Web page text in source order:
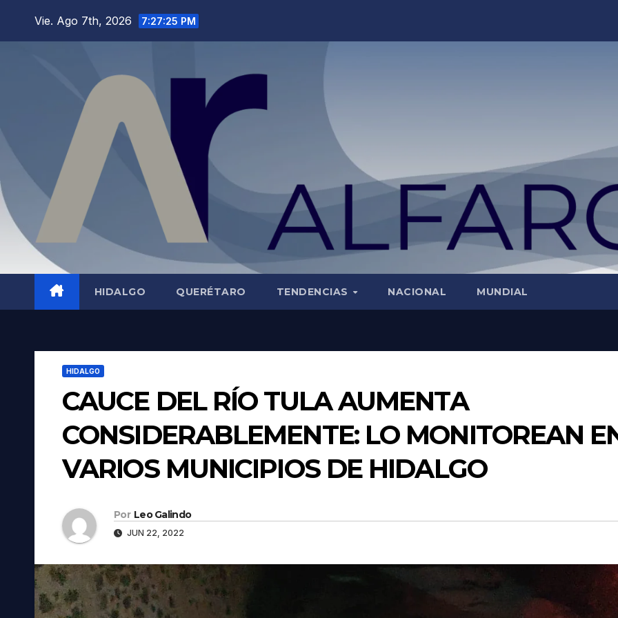
Vie. Ago 7th, 2026 7:27:26 PM
HIDALGO QUERÉTARO TENDENCIAS NACIONAL MUNDIAL
HIDALGO
CAUCE DEL RÍO TULA AUMENTA
CONSIDERABLEMENTE: LO MONITOREAN
VARIOS MUNICIPIOS DE HIDALGO
Por Leo Galindo
JUN 22, 2022